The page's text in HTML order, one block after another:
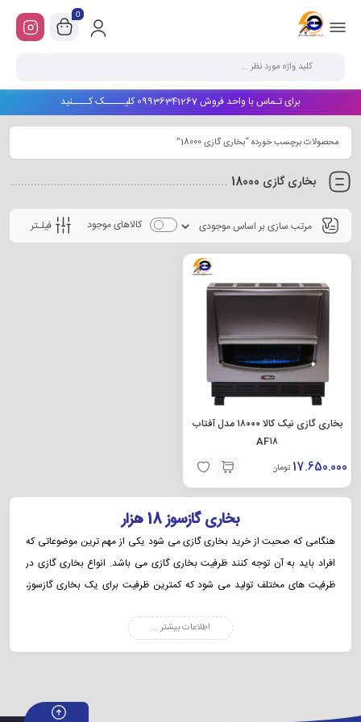
0
برای تـماس با واحد فروش 09936341267 کلیـــــک کــــنید
محصولات برچسب خورده “بخاری گازی 18000”
بخاری گازی 18000
فیلـتر کالاهای موجود
بخاری گازی نیک کالا ۱۸۰۰۰ مدل آفتاب
AF۱۸
17.650.000 تومان
بخاری گازسوز 18 هزار
هنگامی که صحبت از خرید بخاری گازی می شود یکی از مهم ترین موضوعاتی که
افراد باید به آن توجه کنند ظرفیت بخاری گازی می باشد. انواع بخاری گازی در
ظرفیت های مختلف تولید می شود که کمترین ظرفیت برای یک بخاری گازسوز،
ای نیز تولید می شود و شما می توانید با توجه به سلیقه ای که دارید یکی از مدل ها
ساده ای نیست چرا که برندهای زیادی از جمله نیک کالا، ایران شرق، دونار و … در
اطلاعات بیشتر ...